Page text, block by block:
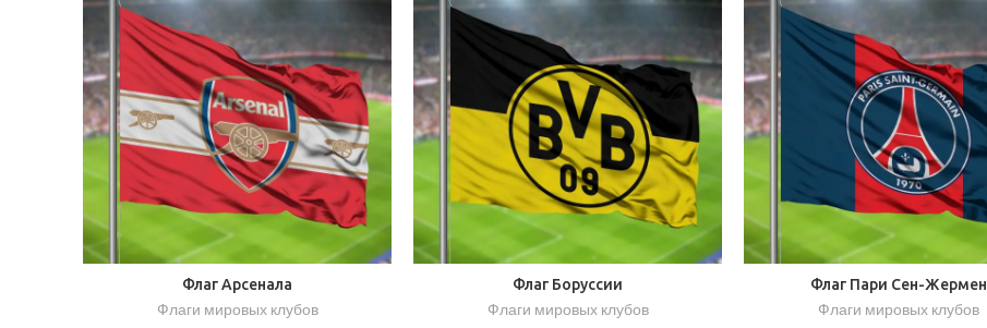
Флаг Арсенала
Флаги мировых клубов
Флаг Боруссии
Флаги мировых клубов
Флаг Пари Сен-Жермен
Флаги мировых клубов